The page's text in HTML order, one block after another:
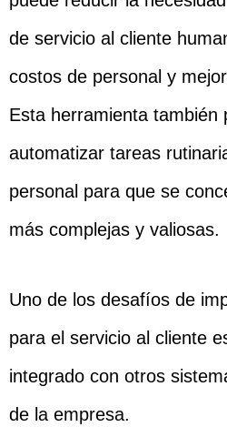
de servicio al cliente
costos de personal y
Esta herramienta también
automatizar tareas
personal para que se
más complejas y valiosas.
Uno de los desafíos de
para el servicio al cliente
integrado con otros
de la empresa.